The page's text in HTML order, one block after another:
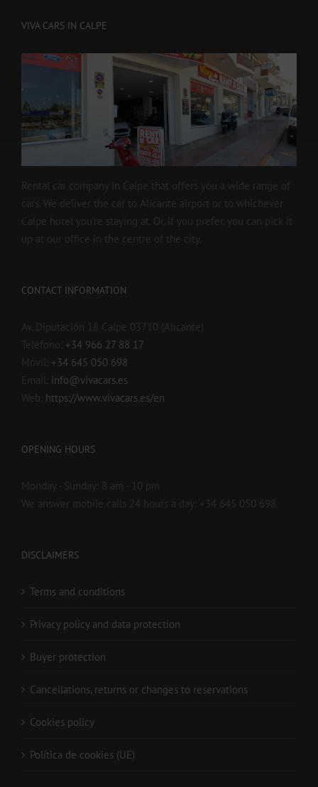
VIVA CARS IN CALPE
Rental car company in Calpe that offers you a wide range of
cars. We deliver the car to Alicante airport or to whichever
Calpe hotel you’re staying at. Or, if you prefer, you can pick it
up at our office in the centre of the city.
CONTACT INFORMATION
Av. Diputación 18 Calpe 03710 (Alicante)
Teléfono: +34 966 27 88 17
Móvil: +34 645 050 698
Email: info@vivacars.es
Web: https://www.vivacars.es/en
OPENING HOURS
Monday - Sunday: 8 am - 10 pm
We answer mobile calls 24 hours a day: +34 645 050 698
DISCLAIMERS
Terms and conditions
Privacy policy and data protection
Buyer protection
Cancellations, returns or changes to reservations
Cookies policy
Política de cookies (UE)